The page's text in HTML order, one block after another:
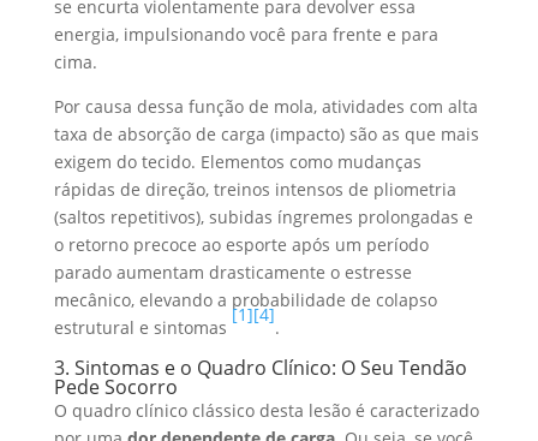
se encurta violentamente para devolver essa
energia, impulsionando você para frente e para
cima.
Por causa dessa função de mola, atividades com alta
taxa de absorção de carga (impacto) são as que mais
exigem do tecido. Elementos como mudanças
rápidas de direção, treinos intensos de pliometria
(saltos repetitivos), subidas íngremes prolongadas e
o retorno precoce ao esporte após um período
parado aumentam drasticamente o estresse
mecânico, elevando a probabilidade de colapso
estrutural e sintomas
[1][4]
.
3. Sintomas e o Quadro Clínico: O Seu Tendão
Pede Socorro
O quadro clínico clássico desta lesão é caracterizado